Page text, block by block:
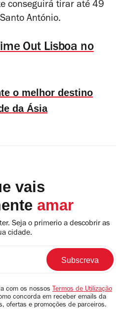
conseguirá tirar até 49
António.
Out Lisboa no
o melhor destino
da Ásia
vais
amar
Seja o primerio a descobrir as
cidade.
com os nossos Termos de Utilização
concorda em receber emails da
ofertas e promoções de parceiros.